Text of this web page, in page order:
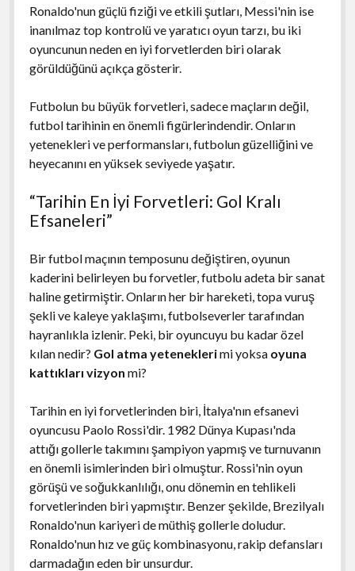
Ronaldo'nun güçlü fiziği ve etkili şutları, Messi'nin ise
inanılmaz top kontrolü ve yaratıcı oyun tarzı, bu iki
oyuncunun neden en iyi forvetlerden biri olarak
görüldüğünü açıkça gösterir.
Futbolun bu büyük forvetleri, sadece maçların değil,
futbol tarihinin en önemli figürlerindendir. Onların
yetenekleri ve performansları, futbolun güzelliğini ve
heyecanını en yüksek seviyede yaşatır.
“Tarihin En İyi Forvetleri: Gol Kralı
Efsaneleri”
Bir futbol maçının temposunu değiştiren, oyunun
kaderini belirleyen bu forvetler, futbolu adeta bir sanat
haline getirmiştir. Onların her bir hareketi, topa vuruş
şekli ve kaleye yaklaşımı, futbolseverler tarafından
hayranlıkla izlenir. Peki, bir oyuncuyu bu kadar özel
kılan nedir? Gol atma yeteneklerimi yoksa oyuna
kattıkları vizyon mi?
Tarihin en iyi forvetlerinden biri, İtalya'nın efsanevi
oyuncusu Paolo Rossi'dir. 1982 Dünya Kupası'nda
attığı gollerle takımını şampiyon yapmış ve turnuvanın
en önemli isimlerinden biri olmuştur. Rossi'nin oyun
görüşü ve soğukkanlılığı, onu dönemin en tehlikeli
forvetlerinden biri yapmıştır. Benzer şekilde, Brezilyalı
Ronaldo'nun kariyeri de müthiş gollerle doludur.
Ronaldo'nun hız ve güç kombinasyonu, rakip defansları
darmadağın eden bir unsurdur.